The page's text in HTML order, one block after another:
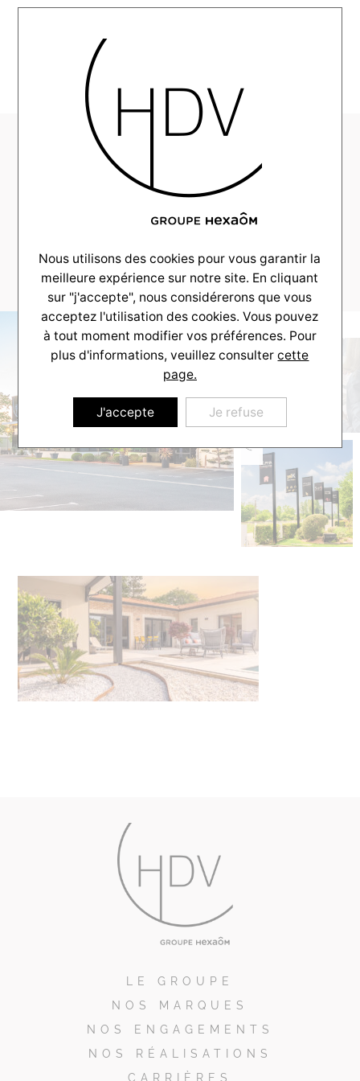
HDV-Couleur-Villas-
Realisation-
Andernos-maison-
_0001_sunset2
LE GROUPE
NOS MARQUES
NOS ENGAGEMENTS
NOS RÉALISATIONS
CARRIÈRES
Nous utilisons des cookies pour vous garantir la
meilleure expérience sur notre site. En cliquant
sur "j'accepte", nous considérerons que vous
acceptez l'utilisation des cookies. Vous pouvez
à tout moment modifier vos préférences. Pour
plus d'informations, veuillez consultercette
page.
J'accepte Je refuse